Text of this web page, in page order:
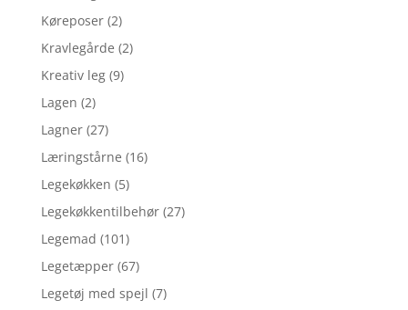
Køreposer (2)
Kravlegårde (2)
Kreativ leg (9)
Lagen (2)
Lagner (27)
Læringstårne (16)
Legekøkken (5)
Legekøkkentilbehør (27)
Legemad (101)
Legetæpper (67)
Legetøj med spejl (7)